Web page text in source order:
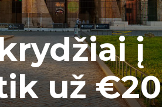
į
už €20